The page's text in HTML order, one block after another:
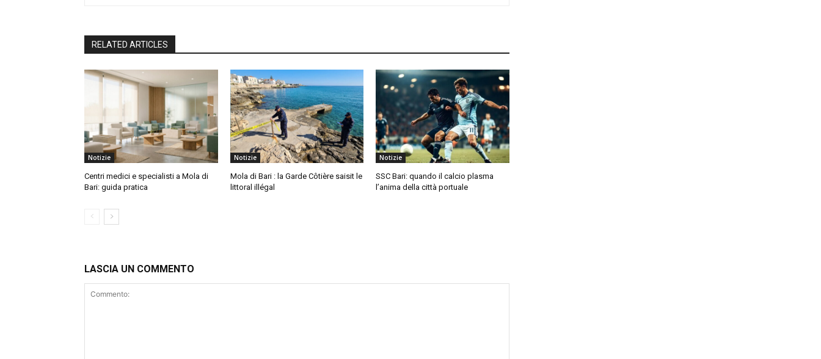
RELATED ARTICLES
Notizie
Centri medici e specialisti a Mola di
Bari: guida pratica
Notizie
Mola di Bari : la Garde Côtière saisit le
littoral illégal
Notizie
SSC Bari: quando il calcio plasma
l’anima della città portuale
LASCIA UN COMMENTO